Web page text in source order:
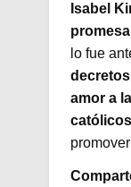
Isabel
lo fue
amor a